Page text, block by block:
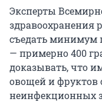
Эксперты
здравоохранения
съедать минимум
— примерно 400
доказывать, что
овощей и фруктов
неинфекционных